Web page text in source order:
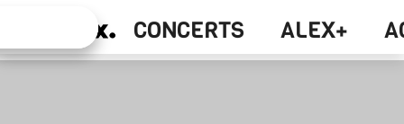
CONCERTS ALEX+
Alex+
Concerts